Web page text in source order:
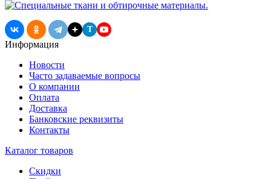
T
Информация
Новости
Часто задаваемые вопросы
О компании
Оплата
Доставка
Банковские реквизиты
Контакты
Каталог товаров
Скидки